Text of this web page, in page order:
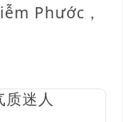
Phước，